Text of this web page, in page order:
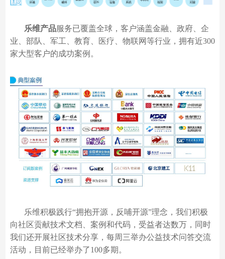
乐维产品服务已覆盖全球，客户涵盖金融、政府、企
业、部队、军工、教育、医疗、物联网等行业，拥有近300
家大型客户的成功案例。
乐维积极践行“拥抱开源，反哺开源”理念，我们积极
向社区贡献技术文档、案例和代码，受益者达数万，同时
我们还开展社区技术分享，每周三举办公益技术问答交流
活动，目前已经举办了100多期。